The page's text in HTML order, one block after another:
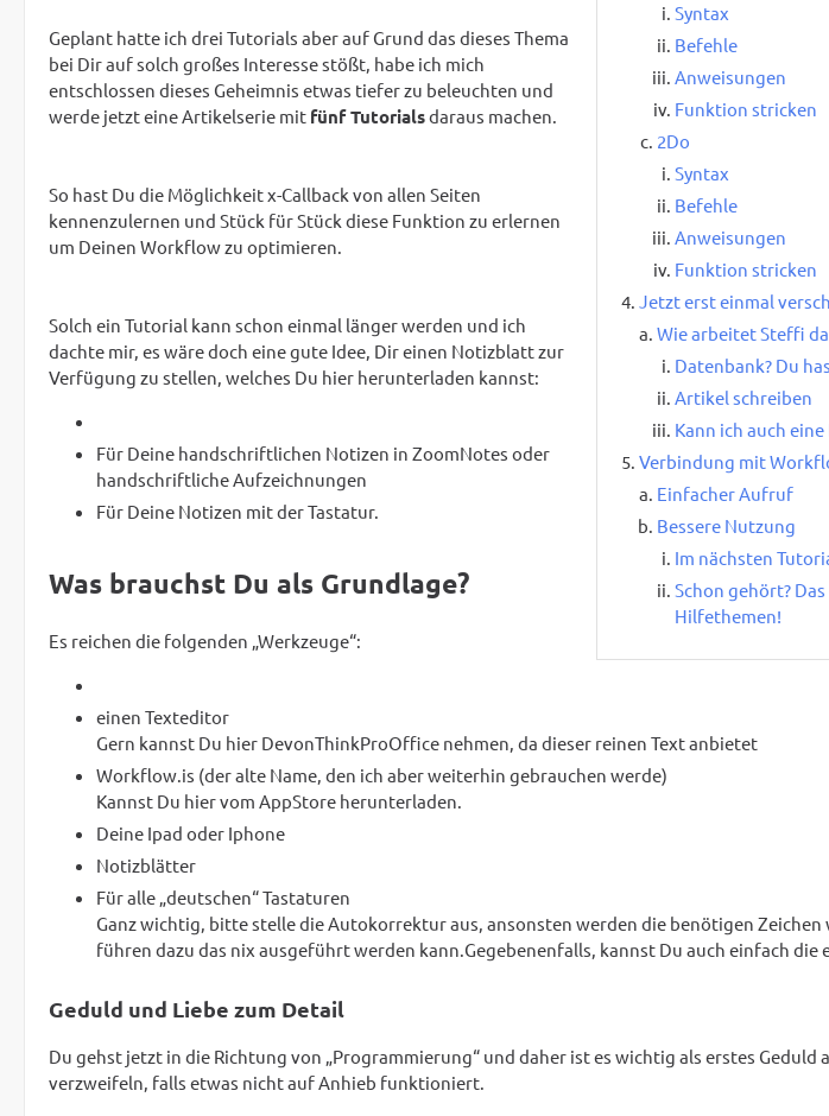
Syntax
Befehle
Anweisungen
Funktion stricken
2Do
Syntax
Befehle
Anweisungen
Funktion stricken
Jetzt erst einmal
Wie arbeitet Steffi
Datenbank? Du
Artikel schreiben
Kann ich auch
Verbindung mit
Einfacher Aufruf
Bessere Nutzung
Im nächsten
Schon gehört?
Hilfethemen!
Geplant hatte ich drei Tutorials aber auf Grund das dieses Thema
bei Dir auf solch großes Interesse stößt, habe ich mich
entschlossen dieses Geheimnis etwas tiefer zu beleuchten und
werde jetzt eine Artikelserie mit fünf Tutorialsdaraus machen.
So hast Du die Möglichkeit x-Callback von allen Seiten
kennenzulernen und Stück für Stück diese Funktion zu erlernen
um Deinen Workflow zu optimieren.
Solch ein Tutorial kann schon einmal länger werden und ich
dachte mir, es wäre doch eine gute Idee, Dir einen Notizblatt zur
Verfügung zu stellen, welches Du hier herunterladen kannst:
Für Deine handschriftlichen Notizen in ZoomNotes oder
handschriftliche Aufzeichnungen
Für Deine Notizen mit der Tastatur.
Was brauchst Du als Grundlage?
Es reichen die folgenden „Werkzeuge“:
einen Texteditor
Gern kannst Du hier DevonThinkProOffice nehmen, da dieser reinen Text anbietet
Workflow.is (der alte Name, den ich aber weiterhin gebrauchen werde)
Kannst Du hier vom AppStore herunterladen.
Deine Ipad oder Iphone
Notizblätter
Für alle „deutschen“ Tastaturen
Ganz wichtig, bitte stelle die Autokorrektur aus, ansonsten werden die benötigen Zeichen
führen dazu das nix ausgeführt werden kann.Gegebenenfalls, kannst Du auch einfach die
Geduld und Liebe zum Detail
Du gehst jetzt in die Richtung von „Programmierung“ und daher ist es wichtig als erstes
verzweifeln, falls etwas nicht auf Anhieb funktioniert.